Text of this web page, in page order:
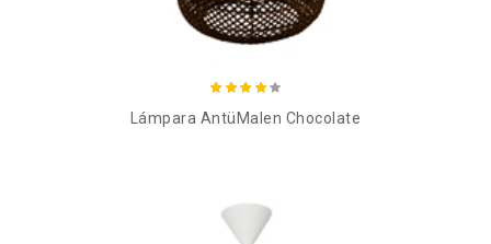
Añadir al carro
Lámpara AntüMalen Chocolate